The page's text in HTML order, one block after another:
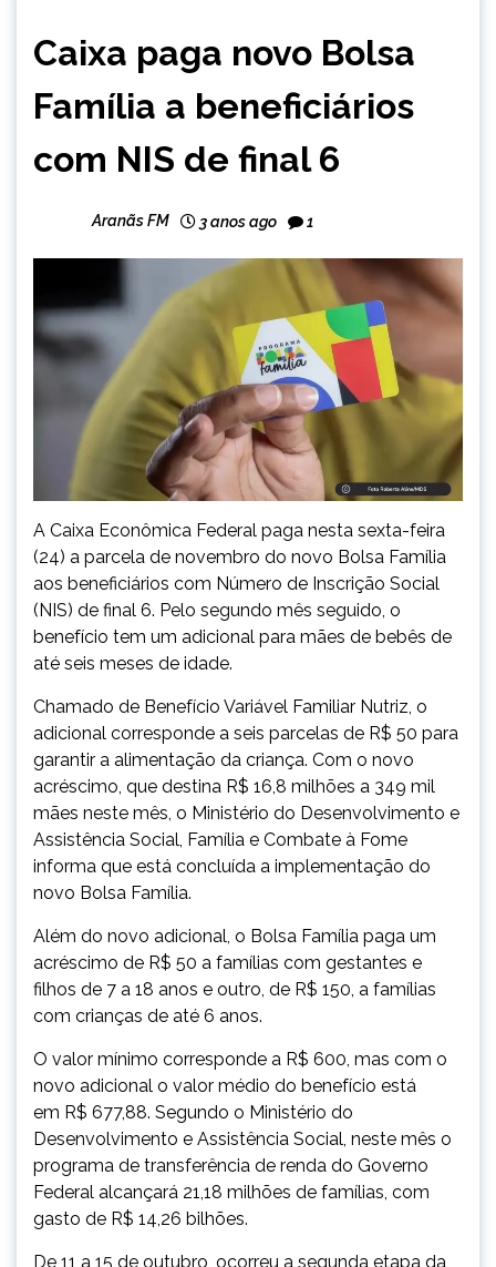
CAPELINHA
GERAIS
Caixa paga novo Bolsa
Família a beneficiários
com NIS de final 6
Aranãs FM 3 anos ago 1
A Caixa Econômica Federal paga nesta sexta-feira
(24) a parcela de novembro do novo Bolsa Família
aos beneficiários com Número de Inscrição Social
(NIS) de final 6. Pelo segundo mês seguido, o
benefício tem um adicional para mães de bebês de
até seis meses de idade.
Chamado de Benefício Variável Familiar Nutriz, o
adicional corresponde a seis parcelas de R$ 50 para
garantir a alimentação da criança. Com o novo
acréscimo, que destina R$ 16,8 milhões a 349 mil
mães neste mês, o Ministério do Desenvolvimento e
Assistência Social, Família e Combate à Fome
informa que está concluída a implementação do
novo Bolsa Família.
Além do novo adicional, o Bolsa Família paga um
acréscimo de R$ 50 a famílias com gestantes e
filhos de 7 a 18 anos e outro, de R$ 150, a famílias
com crianças de até 6 anos.
O valor mínimo corresponde a R$ 600, mas com o
novo adicional o valor médio do benefício está
em R$ 677,88. Segundo o Ministério do
Desenvolvimento e Assistência Social, neste mês o
programa de transferência de renda do Governo
Federal alcançará 21,18 milhões de famílias, com
gasto de R$ 14,26 bilhões.
De 11 a 15 de outubro, ocorreu a segunda etapa da